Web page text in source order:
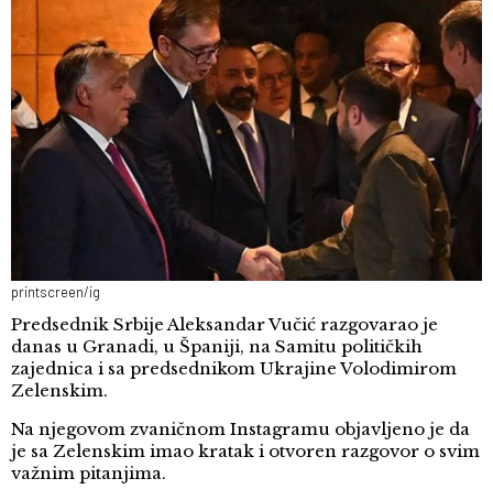
printscreen/ig
Predsednik Srbije Aleksandar Vučić razgovarao je
danas u Granadi, u Španiji, na Samitu političkih
zajednica i sa predsednikom Ukrajine Volodimirom
Zelenskim.
Na njegovom zvaničnom Instagramu objavljeno je da
je sa Zelenskim imao kratak i otvoren razgovor o svim
važnim pitanjima.